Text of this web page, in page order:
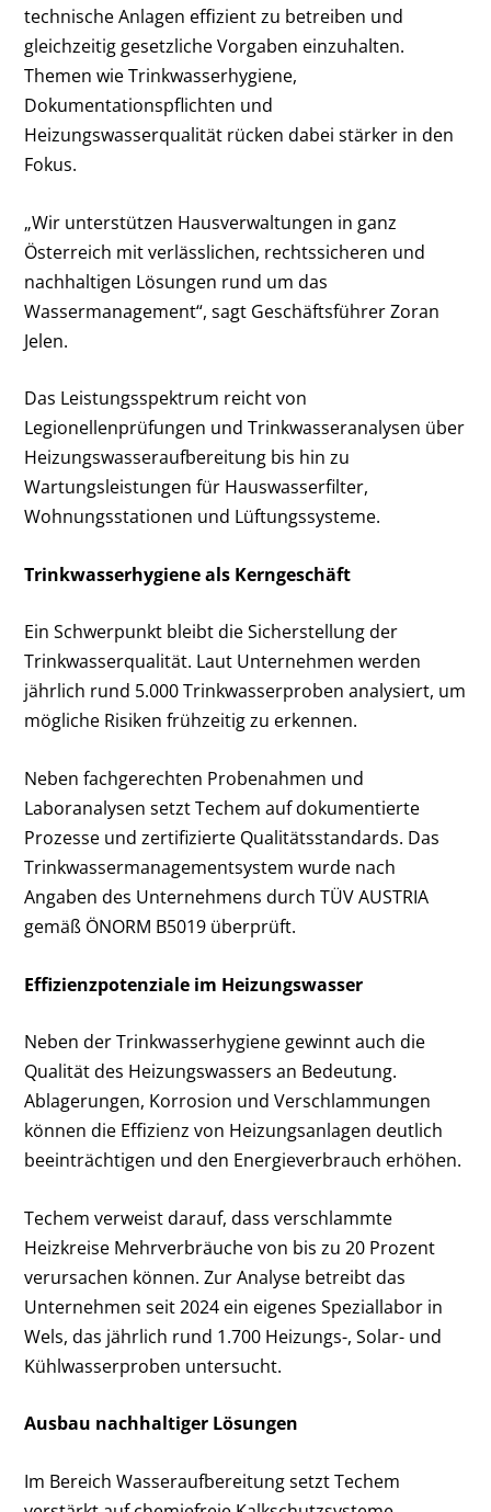
technische Anlagen effizient zu betreiben und
gleichzeitig gesetzliche Vorgaben einzuhalten.
Themen wie Trinkwasserhygiene,
Dokumentationspflichten und
Heizungswasserqualität rücken dabei stärker in den
Fokus.
„Wir unterstützen Hausverwaltungen in ganz
Österreich mit verlässlichen, rechtssicheren und
nachhaltigen Lösungen rund um das
Wassermanagement“, sagt Geschäftsführer Zoran
Jelen.
Das Leistungsspektrum reicht von
Legionellenprüfungen und Trinkwasseranalysen über
Heizungswasseraufbereitung bis hin zu
Wartungsleistungen für Hauswasserfilter,
Wohnungsstationen und Lüftungssysteme.
Trinkwasserhygiene als Kerngeschäft
Ein Schwerpunkt bleibt die Sicherstellung der
Trinkwasserqualität. Laut Unternehmen werden
jährlich rund 5.000 Trinkwasserproben analysiert, um
mögliche Risiken frühzeitig zu erkennen.
Neben fachgerechten Probenahmen und
Laboranalysen setzt Techem auf dokumentierte
Prozesse und zertifizierte Qualitätsstandards. Das
Trinkwassermanagementsystem wurde nach
Angaben des Unternehmens durch TÜV AUSTRIA
gemäß ÖNORM B5019 überprüft.
Effizienzpotenziale im Heizungswasser
Neben der Trinkwasserhygiene gewinnt auch die
Qualität des Heizungswassers an Bedeutung.
Ablagerungen, Korrosion und Verschlammungen
können die Effizienz von Heizungsanlagen deutlich
beeinträchtigen und den Energieverbrauch erhöhen.
Techem verweist darauf, dass verschlammte
Heizkreise Mehrverbräuche von bis zu 20 Prozent
verursachen können. Zur Analyse betreibt das
Unternehmen seit 2024 ein eigenes Speziallabor in
Wels, das jährlich rund 1.700 Heizungs-, Solar- und
Kühlwasserproben untersucht.
Ausbau nachhaltiger Lösungen
Im Bereich Wasseraufbereitung setzt Techem